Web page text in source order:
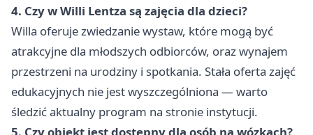
4. Czy w Willi Lentza są zajęcia dla dzieci?
Willa oferuje zwiedzanie wystaw, które mogą być
atrakcyjne dla młodszych odbiorców, oraz wynajem
przestrzeni na urodziny i spotkania. Stała oferta zajęć
edukacyjnych nie jest wyszczególniona — warto
śledzić aktualny program na stronie instytucji.